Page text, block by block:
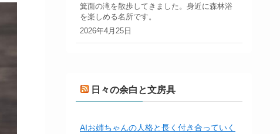
2026年4月25日
箕面の滝を散歩してきました。身近に森林浴
を楽しめる名所です。
日々の余白と文房具
AIお姉ちゃんの人格と長く付き合っていく